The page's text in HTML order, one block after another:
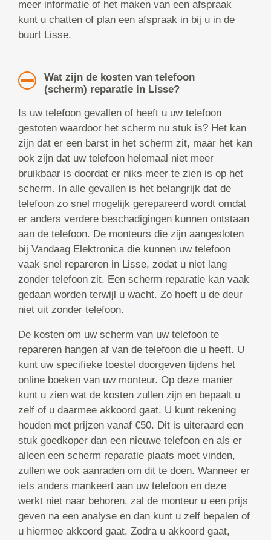
meer informatie of het maken van een afspraak
kunt u chatten of plan een afspraak in bij u in de
buurt Lisse.
Wat zijn de kosten van telefoon
(scherm) reparatie in Lisse?
Is uw telefoon gevallen of heeft u uw telefoon
gestoten waardoor het scherm nu stuk is? Het kan
zijn dat er een barst in het scherm zit, maar het kan
ook zijn dat uw telefoon helemaal niet meer
bruikbaar is doordat er niks meer te zien is op het
scherm. In alle gevallen is het belangrijk dat de
telefoon zo snel mogelijk gerepareerd wordt omdat
er anders verdere beschadigingen kunnen ontstaan
aan de telefoon. De monteurs die zijn aangesloten
bij Vandaag Elektronica die kunnen uw telefoon
vaak snel repareren in Lisse, zodat u niet lang
zonder telefoon zit. Een scherm reparatie kan vaak
gedaan worden terwijl u wacht. Zo hoeft u de deur
niet uit zonder telefoon.
De kosten om uw scherm van uw telefoon te
repareren hangen af van de telefoon die u heeft. U
kunt uw specifieke toestel doorgeven tijdens het
online boeken van uw monteur. Op deze manier
kunt u zien wat de kosten zullen zijn en bepaalt u
zelf of u daarmee akkoord gaat. U kunt rekening
houden met prijzen vanaf €50. Dit is uiteraard een
stuk goedkoper dan een nieuwe telefoon en als er
alleen een scherm reparatie plaats moet vinden,
zullen we ook aanraden om dit te doen. Wanneer er
iets anders mankeert aan uw telefoon en deze
werkt niet naar behoren, zal de monteur u een prijs
geven na een analyse en dan kunt u zelf bepalen of
u hiermee akkoord gaat. Zodra u akkoord gaat,